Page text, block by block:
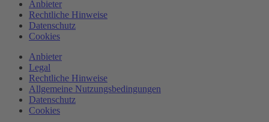
Anbieter
Rechtliche Hinweise
Datenschutz
Cookies
Anbieter
Legal
Rechtliche Hinweise
Allgemeine Nutzungsbedingungen
Datenschutz
Cookies